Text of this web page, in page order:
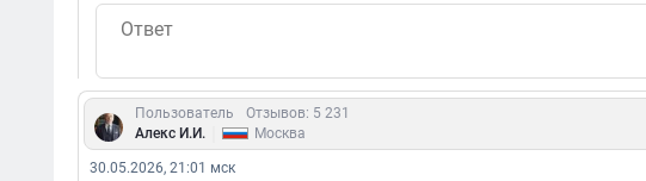
Пользователь
Отзывов: 5 231
Алекс И.И.
Москва
30.05.2026, 21:01 мск